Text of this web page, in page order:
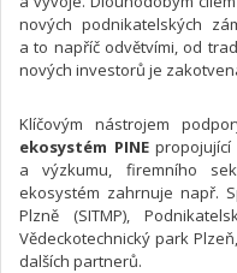
nových podnikatelských
a to napříč odvětvími, od
nových investorů je
Klíčovým nástrojem
ekosystém PINEpropojující
a výzkumu, firemního
ekosystém zahrnuje např.
Plzně (SITMP),
Vědeckotechnický park
dalších partnerů.